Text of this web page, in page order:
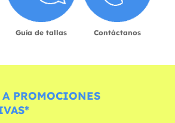
Guía de tallas Contáctanos
A PROMOCIONES